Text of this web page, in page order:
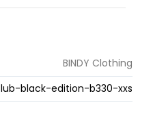
BINDY Clothing
black-edition-b330-xxs